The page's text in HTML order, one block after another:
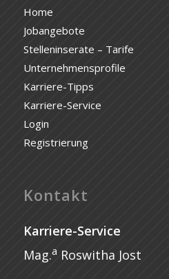
Home
Jobangebote
Stelleninserate – Tarife
Unternehmensprofile
Karriere-Tipps
Karriere-Service
Login
Registrierung
Kontakt
Karriere-Service
Mag.a Roswitha Jost